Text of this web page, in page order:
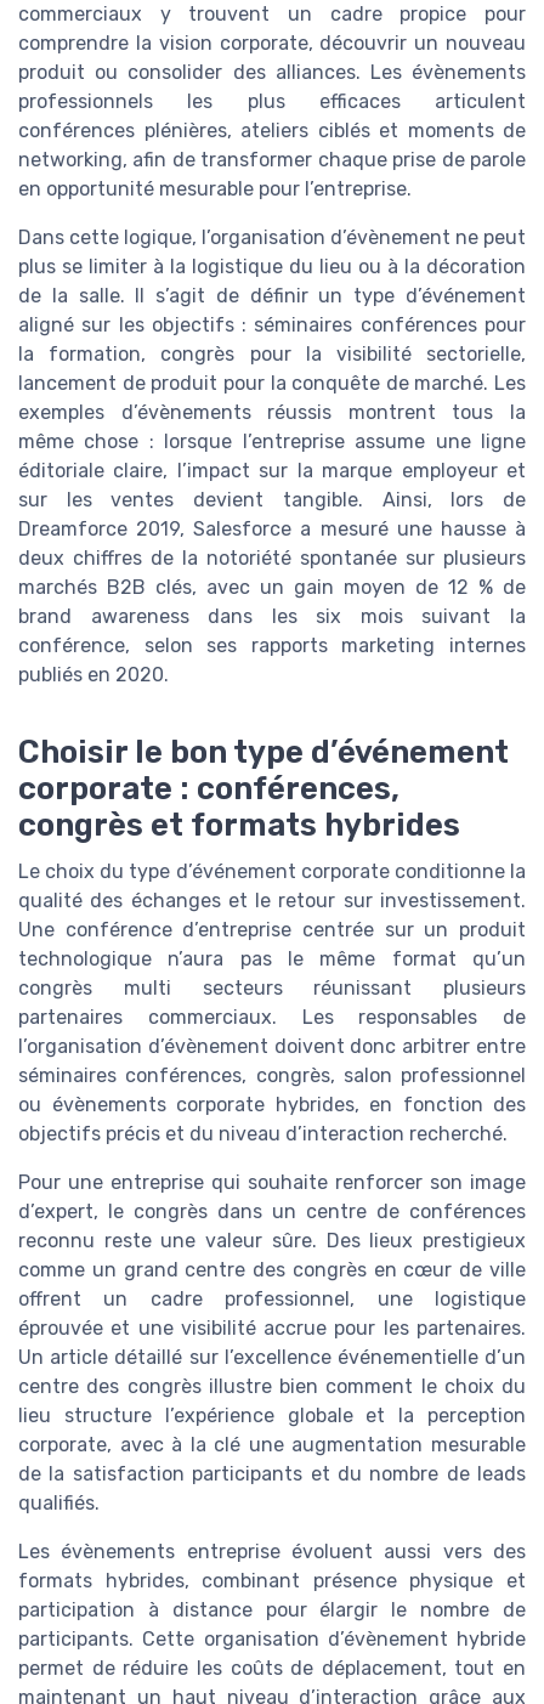
commerciaux y trouvent un cadre propice pour
comprendre la vision corporate, découvrir un nouveau
produit ou consolider des alliances. Les évènements
professionnels les plus efficaces articulent
conférences plénières, ateliers ciblés et moments de
networking, afin de transformer chaque prise de parole
en opportunité mesurable pour l’entreprise.
Dans cette logique, l’organisation d’évènement ne peut
plus se limiter à la logistique du lieu ou à la décoration
de la salle. Il s’agit de définir un type d’événement
aligné sur les objectifs : séminaires conférences pour
la formation, congrès pour la visibilité sectorielle,
lancement de produit pour la conquête de marché. Les
exemples d’évènements réussis montrent tous la
même chose : lorsque l’entreprise assume une ligne
éditoriale claire, l’impact sur la marque employeur et
sur les ventes devient tangible. Ainsi, lors de
Dreamforce 2019, Salesforce a mesuré une hausse à
deux chiffres de la notoriété spontanée sur plusieurs
marchés B2B clés, avec un gain moyen de 12 % de
brand awareness dans les six mois suivant la
conférence, selon ses rapports marketing internes
publiés en 2020.
Choisir le bon type d’événement
corporate : conférences,
congrès et formats hybrides
Le choix du type d’événement corporate conditionne la
qualité des échanges et le retour sur investissement.
Une conférence d’entreprise centrée sur un produit
technologique n’aura pas le même format qu’un
congrès multi secteurs réunissant plusieurs
partenaires commerciaux. Les responsables de
l’organisation d’évènement doivent donc arbitrer entre
séminaires conférences, congrès, salon professionnel
ou évènements corporate hybrides, en fonction des
objectifs précis et du niveau d’interaction recherché.
Pour une entreprise qui souhaite renforcer son image
d’expert, le congrès dans un centre de conférences
reconnu reste une valeur sûre. Des lieux prestigieux
comme un grand centre des congrès en cœur de ville
offrent un cadre professionnel, une logistique
éprouvée et une visibilité accrue pour les partenaires.
Un article détaillé sur l’excellence événementielle d’un
centre des congrès illustre bien comment le choix du
lieu structure l’expérience globale et la perception
corporate, avec à la clé une augmentation mesurable
de la satisfaction participants et du nombre de leads
qualifiés.
Les évènements entreprise évoluent aussi vers des
formats hybrides, combinant présence physique et
participation à distance pour élargir le nombre de
participants. Cette organisation d’évènement hybride
permet de réduire les coûts de déplacement, tout en
maintenant un haut niveau d’interaction grâce aux